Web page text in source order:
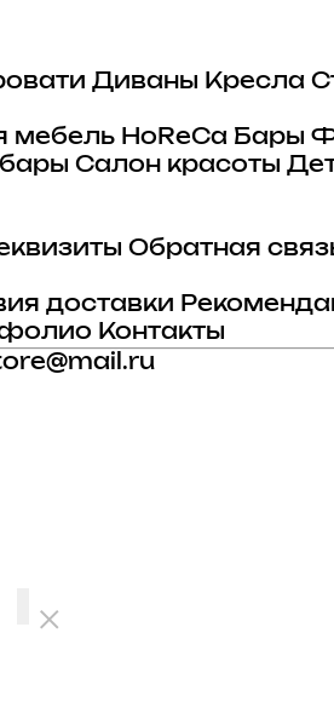
Диваны Кресла
мебель HoReCa Бары
Салон красоты
Обратная
доставки
Контакты